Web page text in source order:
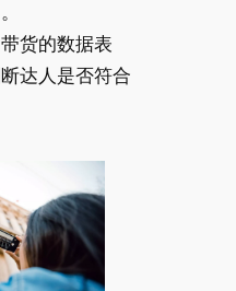
货的数据表
达人是否符合